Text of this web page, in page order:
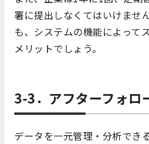
署に提出しなくてはいけませ
も、システムの機能によって
メリットでしょう。
3-3．アフターフォロ
データを一元管理・分析でき